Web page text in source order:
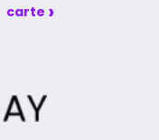
carte ›